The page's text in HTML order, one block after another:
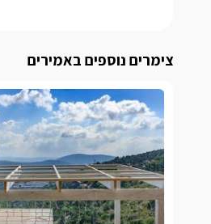
צימרים נוספים באמירים